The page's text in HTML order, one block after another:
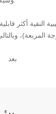
النقية أكثر
بعد